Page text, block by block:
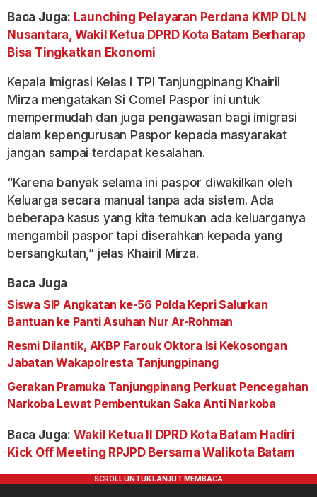
Baca Juga: Launching Pelayaran Perdana KMP DLN
Nusantara, Wakil Ketua DPRD Kota Batam Berharap
Bisa Tingkatkan Ekonomi
Kepala Imigrasi Kelas I TPI Tanjungpinang Khairil
Mirza mengatakan Si Comel Paspor ini untuk
mempermudah dan juga pengawasan bagi imigrasi
dalam kepengurusan Paspor kepada masyarakat
jangan sampai terdapat kesalahan.
“Karena banyak selama ini paspor diwakilkan oleh
Keluarga secara manual tanpa ada sistem. Ada
beberapa kasus yang kita temukan ada keluarganya
mengambil paspor tapi diserahkan kepada yang
bersangkutan,” jelas Khairil Mirza.
Baca Juga
Siswa SIP Angkatan ke-56 Polda Kepri Salurkan
Bantuan ke Panti Asuhan Nur Ar-Rohman
Resmi Dilantik, AKBP Farouk Oktora Isi Kekosongan
Jabatan Wakapolresta Tanjungpinang
Gerakan Pramuka Tanjungpinang Perkuat Pencegahan
Narkoba Lewat Pembentukan Saka Anti Narkoba
Baca Juga: Wakil Ketua II DPRD Kota Batam Hadiri
Kick Off Meeting RPJPD Bersama Walikota Batam